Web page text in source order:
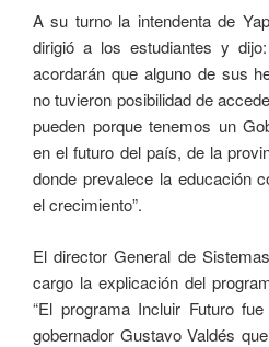
A su turno la intendenta de
dirigió a los estudiantes y
acordarán que alguno de sus
no tuvieron posibilidad de
pueden porque tenemos un
en el futuro del país, de la
donde prevalece la educación
el crecimiento”.
El director General de
cargo la explicación del
“El programa Incluir Futuro
gobernador Gustavo Valdés